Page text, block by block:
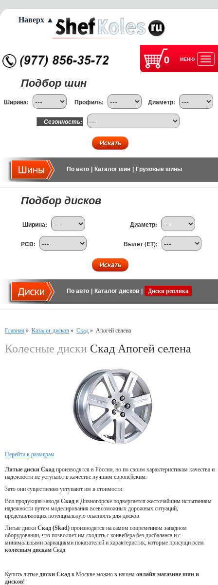
0 МЕНЮ
Подбор шин
Ширина: Профиль: Диаметр:
Сезонность:
По авто Каталог шин Грузовые шины
Подбор дисков
Ширина: Диаметр:
PCD: Вылет (ET):
По авто Каталог дисков Диски реплика
Главная » Каталог дисков » Скад » Апогей селена
Колесные диски Скад Апогей селена
Перейти к размерам
Литые диски Скад производятся в России, но по своим характеристикам качества и
надежности не уступают в качестве лучшим европейским.
Зато они существенно уступают им в стоимости.
Вся продукция завода Скад в Дивногорске подвергается жесточайшим испытаниям
надежности путем моделирования всевозможных дорожных ситуаций,
представляющих потенциальную опасность для дисков.
Литые диски Скад (Skad) производятся на самом современном западном
оборудовании, что позволяет им сходить с конвейера без дисбаланса и с
минимальными вариациями показателей и характеристик, которые присущи всем
колесным дискам Скад.
Купить литые диски Скад в Москве можно в нашем онлайн магазине шин и
дисков!
Наверх ▲